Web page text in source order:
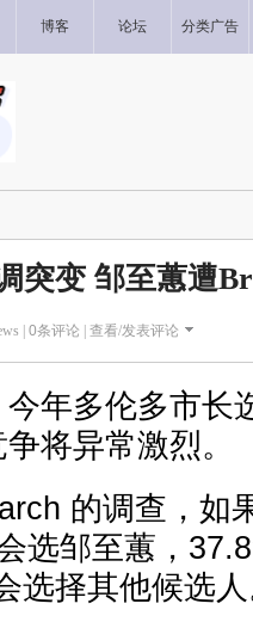
博客 论坛 分类广告
突变 邹至蕙遭
| 0条评论 | 查看/发表评论
年多伦多市长
将异常激烈。
的调查，如
选邹至蕙，
选择其他候选